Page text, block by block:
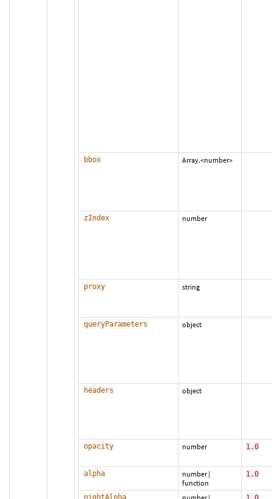
bbox Array.<number>
zIndex number
proxy string
queryParameters object
headers object
opacity number 1.0
alpha number|
function
1.0
nightAlpha